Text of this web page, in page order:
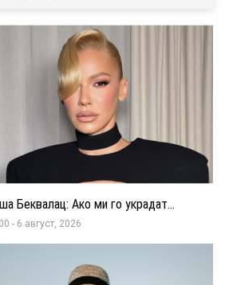
Беквалац: Ако ми го украдат...
- 6 август, 2026